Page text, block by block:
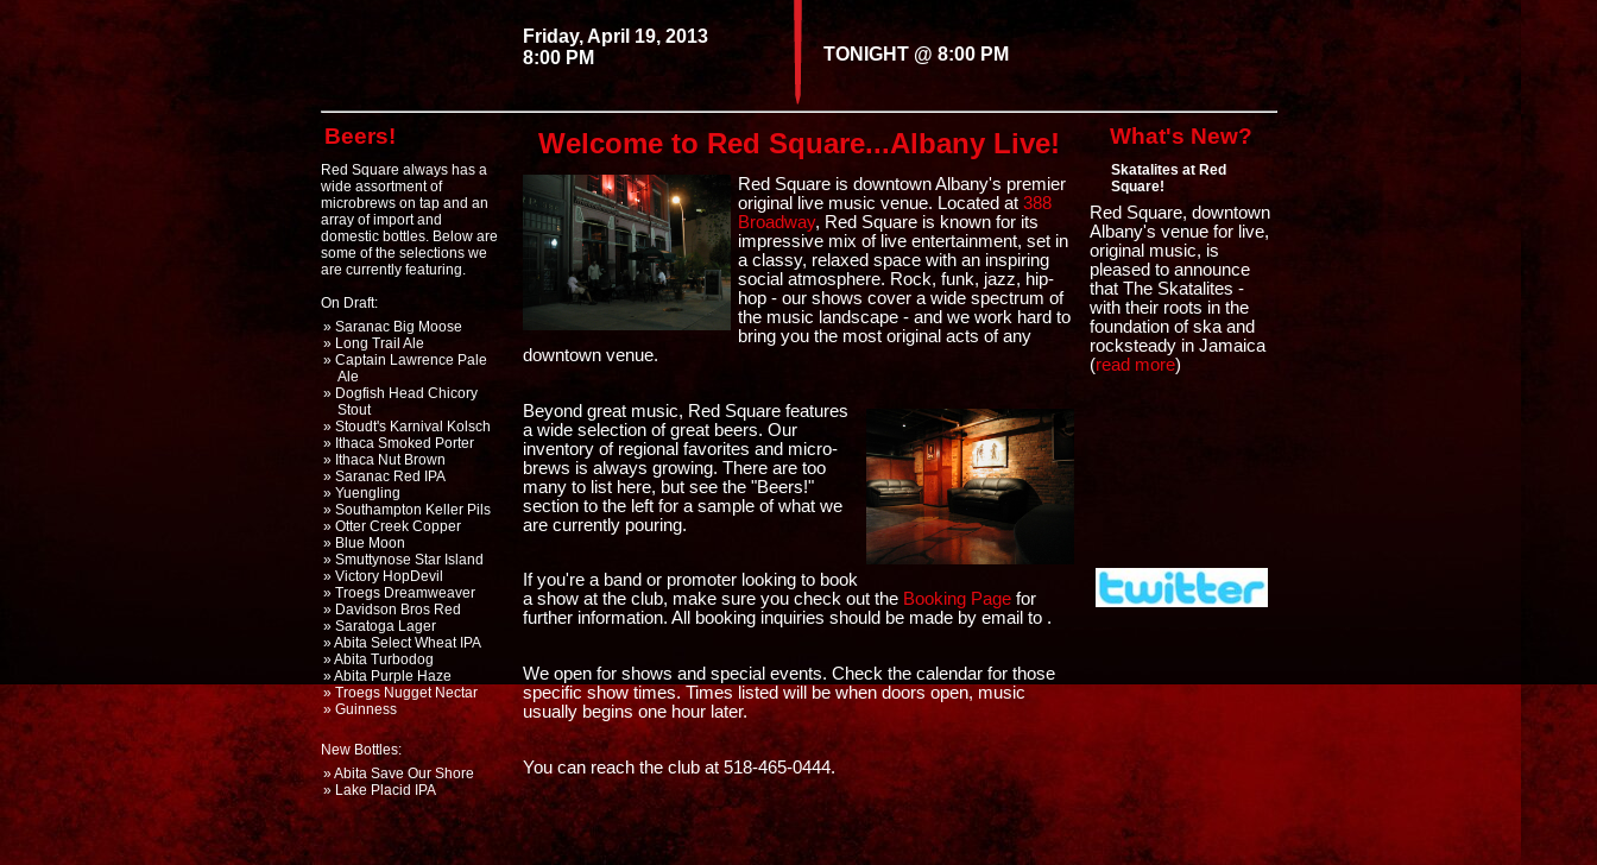
Friday, April 19, 2013
8:00 PM
TONIGHT @ 8:00 PM
Beers!
Red Square always has a
wide assortment of
microbrews on tap and an
array of import and
domestic bottles. Below are
some of the selections we
are currently featuring.
On Draft:
» Saranac Big Moose
» Long Trail Ale
» Captain Lawrence Pale
Ale
» Dogfish Head Chicory
Stout
» Stoudt's Karnival Kolsch
» Ithaca Smoked Porter
» Ithaca Nut Brown
» Saranac Red IPA
» Yuengling
» Southampton Keller Pils
» Otter Creek Copper
» Blue Moon
» Smuttynose Star Island
» Victory HopDevil
» Troegs Dreamweaver
» Davidson Bros Red
» Saratoga Lager
» Abita Select Wheat IPA
» Abita Turbodog
» Abita Purple Haze
» Troegs Nugget Nectar
» Guinness
New Bottles:
» Abita Save Our Shore
» Lake Placid IPA
Welcome to Red Square...Albany Live!
Red Square is downtown Albany's premier
original live music venue. Located at388
Broadway, Red Square is known for its
impressive mix of live entertainment, set in
a classy, relaxed space with an inspiring
social atmosphere. Rock, funk, jazz, hip-
hop - our shows cover a wide spectrum of
the music landscape - and we work hard to
bring you the most original acts of any
downtown venue.
Beyond great music, Red Square features
a wide selection of great beers. Our
inventory of regional favorites and micro-
brews is always growing. There are too
many to list here, but see the "Beers!"
section to the left for a sample of what we
are currently pouring.
If you're a band or promoter looking to book
a show at the club, make sure you check out the Booking Page for
further information. All booking inquiries should be made by email to .
We open for shows and special events. Check the calendar for those
specific show times. Times listed will be when doors open, music
usually begins one hour later.
You can reach the club at 518-465-0444.
What's New?
Skatalites at Red
Square!
Red Square, downtown
Albany's venue for live,
original music, is
pleased to announce
that The Skatalites -
with their roots in the
foundation of ska and
rocksteady in Jamaica
(read more)